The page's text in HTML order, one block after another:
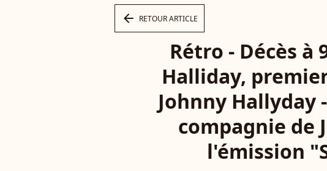
arrow_left RETOUR ARTICLE
Rétro - Décès
Halliday,
Johnny Hallyday
compagnie de
l'émission